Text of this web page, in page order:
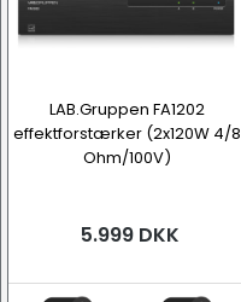
LAB.Gruppen FA1202
effektforstærker (2x120W 4/8
Ohm/100V)
5.999 DKK